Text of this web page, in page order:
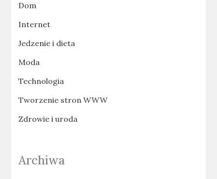
Dom
Internet
Jedzenie i dieta
Moda
Technologia
Tworzenie stron WWW
Zdrowie i uroda
Archiwa